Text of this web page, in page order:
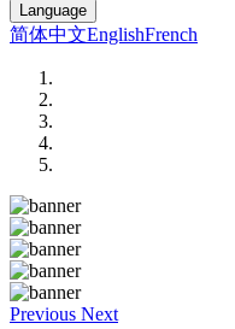
Language
简体中文EnglishFrench
Previous Next